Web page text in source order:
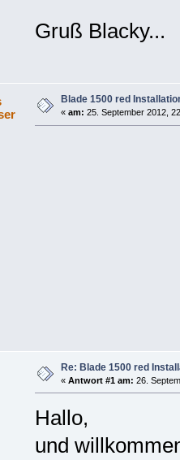
Gruß Blacky...
Blade 1500 red
« am: 25. September 2012,
Re: Blade 1500 red
« Antwort #1 am: 26.
Hallo,
und